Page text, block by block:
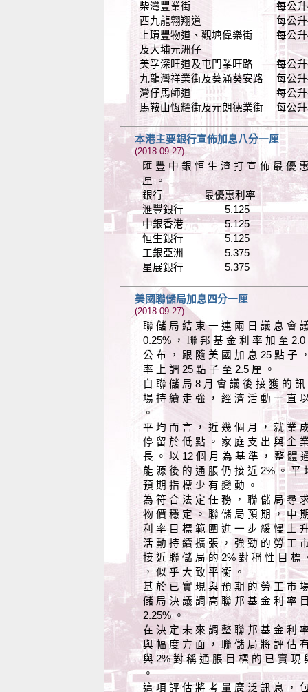
柴灣豐業街 每公升4.42
西九龍翱翔道 每公升4.42
上環豐物道、觀塘偉樂街 每公升
及大埔元洲仔
美孚深旺道及屯門業旺路 每公升
九龍灣祥業街及葵涌葵安路 每公升
灣仔馬師道 每公升4.09
馬鞍山恆耀街及元朗德業街 每公升
本港主要銀行宣佈加息八分一厘
(2018-09-27)
匯 豐 中 銀 恒 生 渣 打 宣 佈 最 優
厘 。
銀行 最優惠利率
滙豐銀行 5.125
中銀香港 5.125
恒生銀行 5.125
工銀亞洲 5.375
星展銀行 5.375
美國聯儲局加息四分一厘
(2018-09-27)
聯 儲 局 結 束 一 連 兩 日 議 息 會
0.25% ， 聯 邦 基 金 利 率 加 至
公 布 ， 跟 隨 美 國 加 息 25 點 子
率 上 調 25 點 子 至 2.5 厘 。
自 聯 儲 局 8 月 會 議 後 接 獲 的
場 持 續 走 強 ， 經 濟 活 動 一 直
。
平 均 而 言 ， 近 幾 個 月 ， 就 業
停 留 於 低 點 。 家 庭 支 出 與 企
長 。 以 12 個 月 為 基 準 ， 整 體
能 源 後 的 通 脹 仍 接 近 2% 。 平
預 期 指 標 少 有 變 動 。
為 符 合 法 定 任 務 ， 聯 儲 局 尋
物 價 穩 定 。 聯 儲 局 預 期 ， 中
利 率 目 標 範 圍 進 一 步 緩 慢 上
活 動 持 續 擴 張 ， 強 勁 的 勞 工
接 近 聯 儲 局 的 2% 對 稱 性 目 標
， 似 乎 大 致 平 衡 。
基 於 已 實 現 與 預 期 的 勞 工 市
儲 局 決 議 調 高 聯 邦 基 金 利 率
2.25% 。
在 決 定 未 來 調 整 聯 邦 基 金 利
與 幅 度 方 面 ， 聯 儲 局 將 評 估
與 2% 對 稱 通 脹 目 標 的 已 實 現
。
這 項 評 估 將 考 量 廣 泛 訊 息 ，